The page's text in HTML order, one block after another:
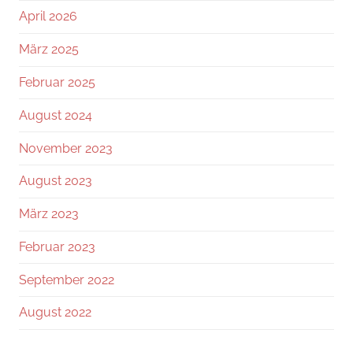
April 2026
März 2025
Februar 2025
August 2024
November 2023
August 2023
März 2023
Februar 2023
September 2022
August 2022